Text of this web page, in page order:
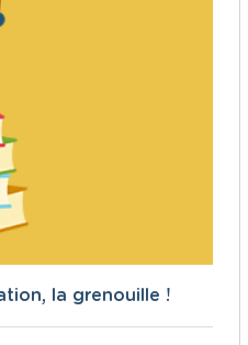
la grenouille !